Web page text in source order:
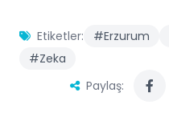
Etiketler: #Erzurum
#Zeka
Paylaş: